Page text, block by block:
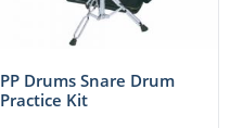
PP Drums Snare Drum
Practice Kit